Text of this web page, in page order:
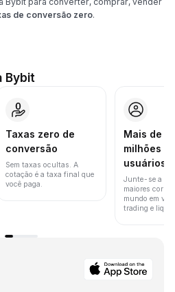
de conversão zero.
Bybit
Taxas zero de
conversão
Sem taxas ocultas. A
cotação é a taxa final que
você paga.
Mais de
milhões
usuários
Junte-se a
maiores
mundo em
trading e